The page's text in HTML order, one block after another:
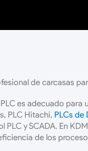
de carcasas
es adecuado para
PLC Hitachi, PLCs de
PLC y SCADA. En
de los